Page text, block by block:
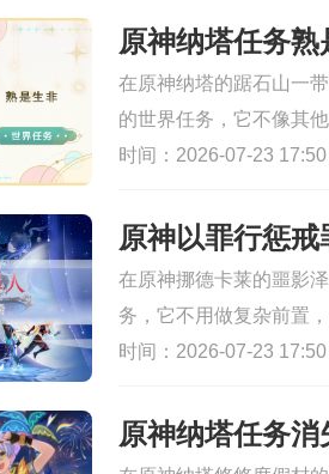
与NPC切磋、操控龙伙
原神纳塔任务
在原神纳塔的踞石山一
的世界任务，它不像其
需要先拿到一张边缘绿
再去隆崛坡下方的峡谷
时间：2026-07-23 17:50
原神以罪行惩
在原神挪德卡莱的噩影
务，它不用做复杂前置
玩家们传送到噩影泽地
务，整个任务围绕着调
时间：2026-07-23 17:50
原神纳塔任务